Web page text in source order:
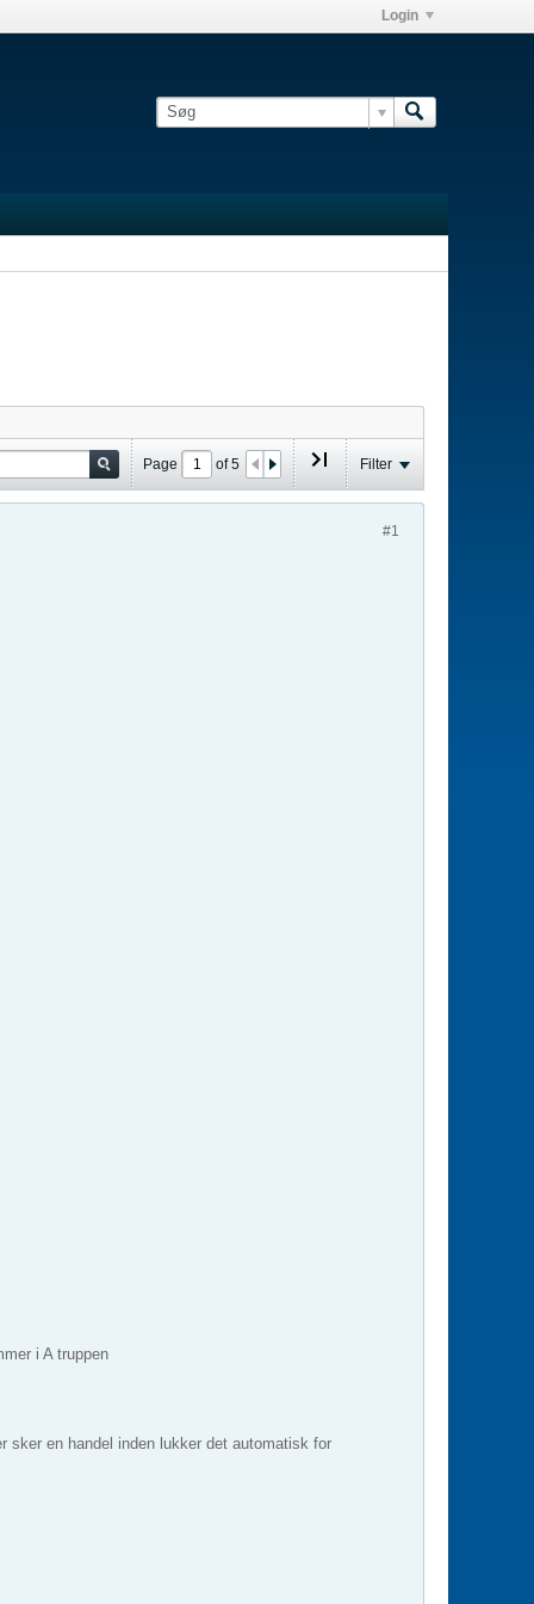
Login
Page of5 Filter
#1
i A truppen
sker en handel inden lukker det automatisk for